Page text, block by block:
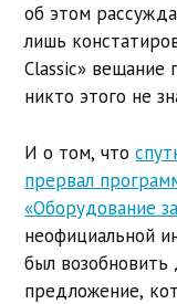
об этом
лишь
Classic» вещание
никто этого не
И о том, что
прервал
«Оборудование
неофициальной
был возобновить
предложение,